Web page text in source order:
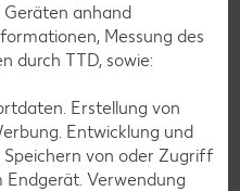
Rezepten
anhand
Messung des
durch TTD, sowie:
Erstellung von
Entwicklung und
von oder Zugriff
Verwendung